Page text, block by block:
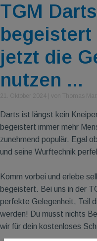
TGM
begeistert
jetzt die
nutzen ...
Darts ist längst kein
begeistert immer mehr
zunehmend populär. Egal
und seine Wurftechnik
Komm vorbei und erlebe
begeistert. Bei uns in der
perfekte Gelegenheit, Teil
werden! Du musst nichts
wir für dein kostenloses